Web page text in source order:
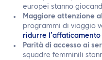
europei stanno
Maggiore attenzione
programmi di viaggio
ridurre
Parità di accesso ai
squadre femminili